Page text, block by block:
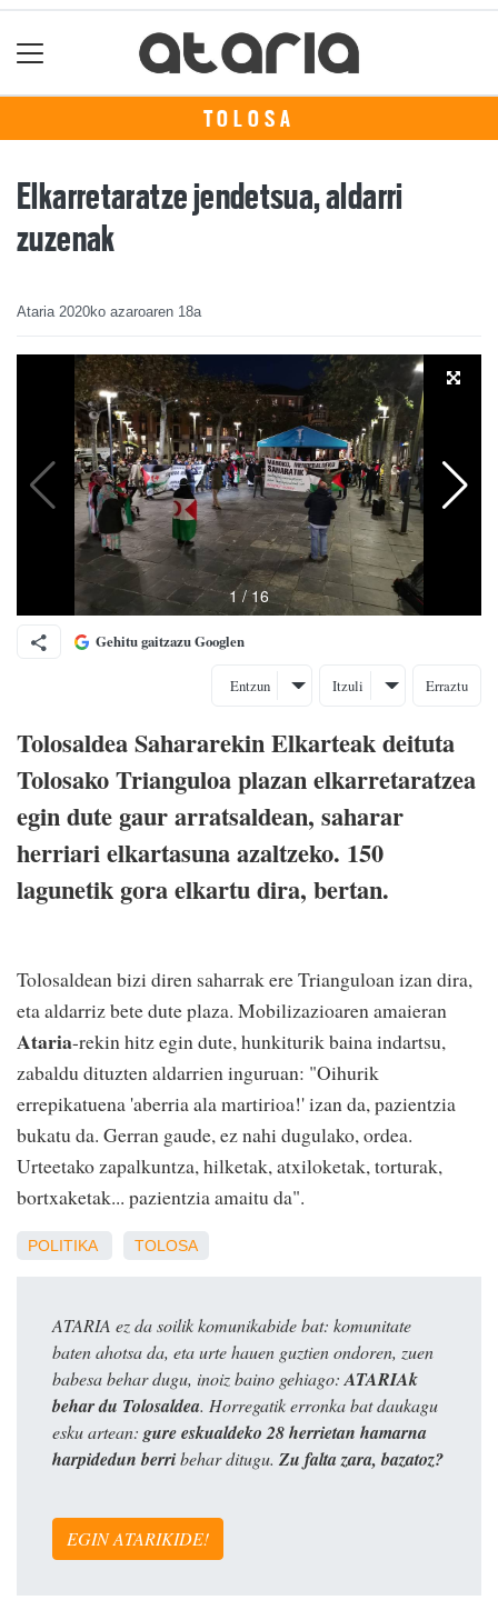
TOLOSA
Elkarretaratze jendetsua, aldarri
zuzenak
Ataria 2020ko azaroaren 18a
Gehitu gaitzazu Googlen
Entzun Itzuli Erraztu
Tolosaldea Sahararekin Elkarteak deituta
Tolosako Trianguloa plazan elkarretaratzea
egin dute gaur arratsaldean, saharar
herriari elkartasuna azaltzeko. 150
lagunetik gora elkartu dira, bertan.
Tolosaldean bizi diren saharrak ere Trianguloan izan dira,
eta aldarriz bete dute plaza. Mobilizazioaren amaieran
Ataria-rekin hitz egin dute, hunkiturik baina indartsu,
zabaldu dituzten aldarrien inguruan: "Oihurik
errepikatuena 'aberria ala martirioa!' izan da, pazientzia
bukatu da. Gerran gaude, ez nahi dugulako, ordea.
Urteetako zapalkuntza, hilketak, atxiloketak, torturak,
bortxaketak... pazientzia amaitu da".
POLITIKA TOLOSA
ATARIA ez da soilik komunikabide bat: komunitate
baten ahotsa da, eta urte hauen guztien ondoren, zuen
babesa behar dugu, inoiz baino gehiago: ATARIAk
behar du Tolosaldea. Horregatik erronka bat daukagu
esku artean: gure eskualdeko 28 herrietan hamarna
harpidedun berribehar ditugu. Zu falta zara, bazatoz?
EGIN ATARIKIDE!